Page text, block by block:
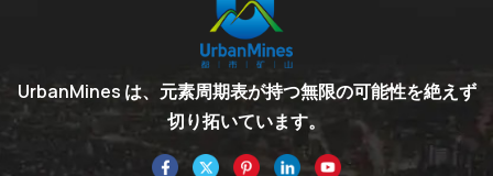
UrbanMines は、元素周期表が持つ無限の可能性を絶えず
切り拓いています。